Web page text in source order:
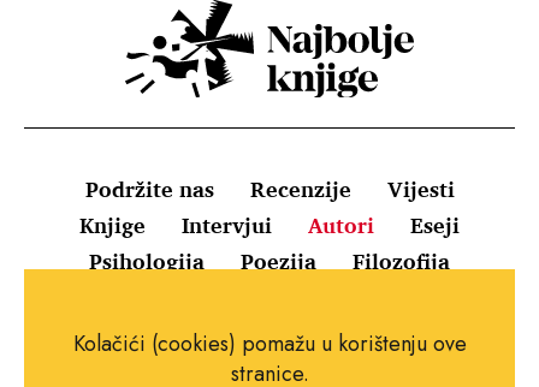
Podržite nas Recenzije
Vijesti
Knjige
Intervjui Autori
Eseji
Psihologija
Poezija Filozofija
Uvjeti korištenja
Pravila o kolačićima
Impressum
Kolačići (cookies) pomažu u korištenju ove
stranice.